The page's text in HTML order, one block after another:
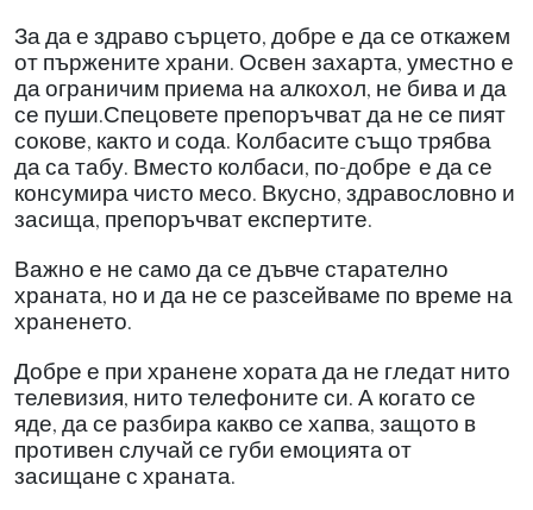
За да е здраво сърцето, добре е да се откажем
от пържените храни. Освен захарта, уместно е
да ограничим приема на алкохол, не бива и да
се пуши.Спецовете препоръчват да не се пият
сокове, както и сода. Колбасите също трябва
да са табу. Вместо колбаси, по-добре е да се
консумира чисто месо. Вкусно, здравословно и
засища, препоръчват експертите.
Важно е не само да се дъвче старателно
храната, но и да не се разсейваме по време на
храненето.
Добре е при хранене хората да не гледат нито
телевизия, нито телефоните си. А когато се
яде, да се разбира какво се хапва, защото в
противен случай се губи емоцията от
засищане с храната.